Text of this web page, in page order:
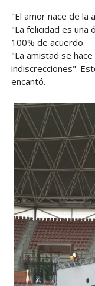
"El amor nace de la
"La felicidad es una
100% de acuerdo.
"La amistad se
indiscrecciones".
encantó.